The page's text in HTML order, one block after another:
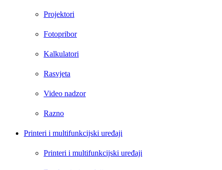
Projektori
Fotopribor
Kalkulatori
Rasvjeta
Video nadzor
Razno
Printeri i multifunkcijski uređaji
Printeri i multifunkcijski uređaji